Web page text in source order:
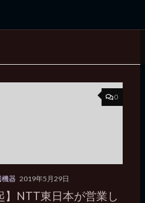
0
機器 2019年5月29日
】NTT東日本が営業し